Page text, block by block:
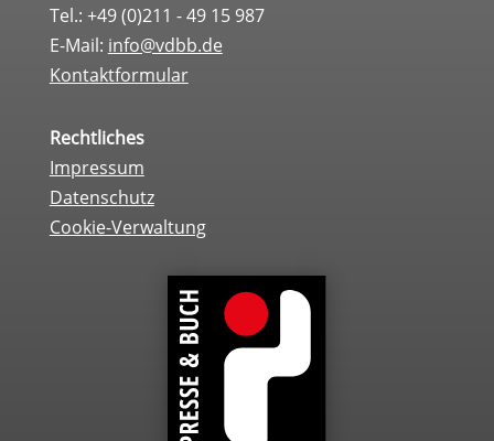
Tel.: +49 (0)211 - 49 15 987
E-Mail: info@vdbb.de
Kontaktformular
Rechtliches
Impressum
Datenschutz
Cookie-Verwaltung